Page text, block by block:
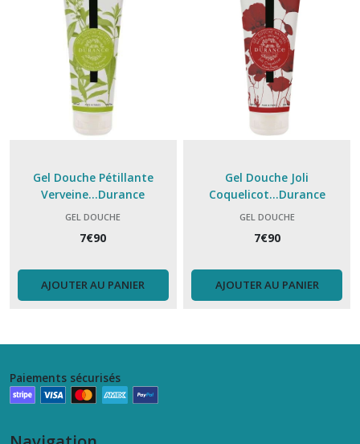
Gel Douche Pétillante
Verveine...Durance
GEL DOUCHE
7€90
AJOUTER AU PANIER
Gel Douche Joli
Coquelicot...Durance
GEL DOUCHE
7€90
AJOUTER AU PANIER
Paiements sécurisés